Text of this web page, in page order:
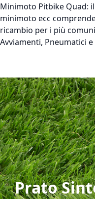
Minimoto Pitbike Quad:
minimoto ecc
ricambio per i più
Avviamenti, Pneumatici
Prato